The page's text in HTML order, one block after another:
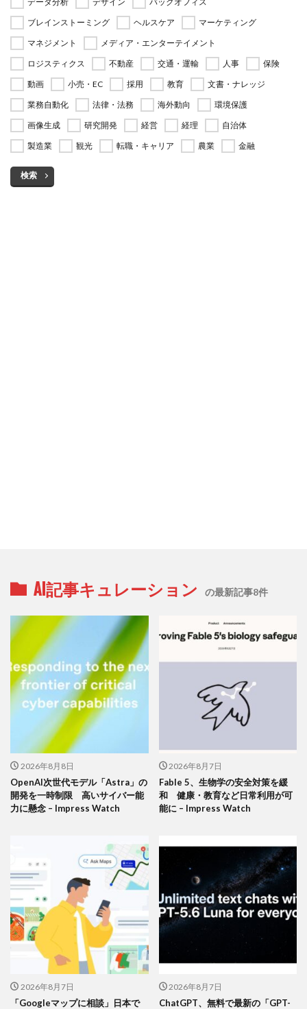
ブレインストーミング
ヘルスケア
マーケティング
マネジメント
メディア・エンターテイメント
ロジスティクス
不動産 交通・運輸 人事
保険
動画
小売・EC 採用 教育
文書・ナレッジ
業務自動化
法律・法務 海外動向
環境保護
画像生成
研究開発 経営 経理
自治体
製造業
観光 転職・キャリア 農業 金融
検索
AI記事キュレーション の最新記事8件
2026年8月8日
OpenAI次世代モデル「Astra」の
開発を一時制限 高いサイバー能
力に懸念 – Impress Watch
2026年8月7日
Fable 5、生物学の安全対策を緩
和 健康・教育など日常利用が可
能に – Impress Watch
2026年8月7日
「Googleマップに相談」日本で
2026年8月7日
ChatGPT、無料で最新の「GPT-